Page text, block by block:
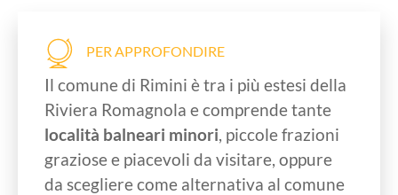
PER APPROFONDIRE
Il comune di Rimini è tra i più estesi della
Riviera Romagnola e comprende tante
località balneari minori, piccole frazioni
graziose e piacevoli da visitare, oppure
da scegliere come alternativa al comune